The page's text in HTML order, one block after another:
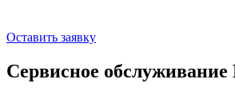
Оставить заявку
Сервисное обслуживание